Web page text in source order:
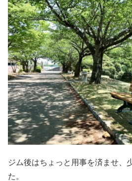
ジム後はちょっと用事を済ませ、
た。